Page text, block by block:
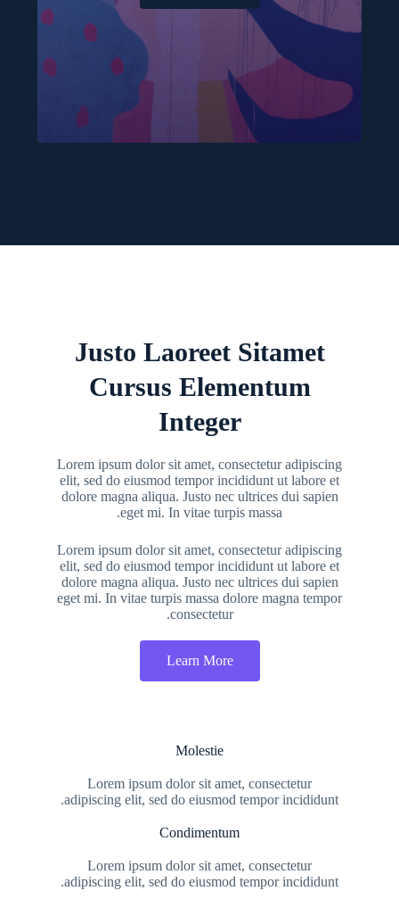
Justo Laoreet Sitamet
Cursus Elementum
Integer
Lorem ipsum dolor sit amet, consectetur adipiscing
elit, sed do eiusmod tempor incididunt ut labore et
dolore magna aliqua. Justo nec ultrices dui sapien
eget mi. In vitae turpis massa.
Lorem ipsum dolor sit amet, consectetur adipiscing
elit, sed do eiusmod tempor incididunt ut labore et
dolore magna aliqua. Justo nec ultrices dui sapien
eget mi. In vitae turpis massa dolore magna tempor
consectetur.
Learn More
Molestie
Lorem ipsum dolor sit amet, consectetur
adipiscing elit, sed do eiusmod tempor incididunt.
Condimentum
Lorem ipsum dolor sit amet, consectetur
adipiscing elit, sed do eiusmod tempor incididunt.